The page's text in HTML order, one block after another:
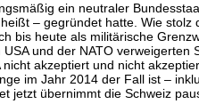
ein neutraler
– gegründet hatte. Wie
bis heute als militärische
und der NATO
akzeptiert und nicht
im Jahr 2014 der Fall ist –
jetzt übernimmt die Schweiz